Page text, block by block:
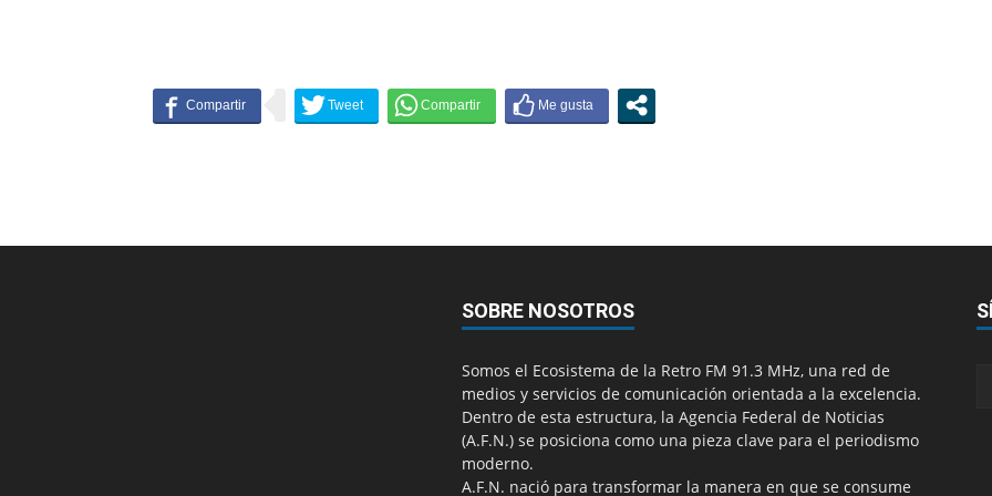
SOBRE NOSOTROS
Somos el Ecosistema de la Retro FM 91.3 MHz, una red de
medios y servicios de comunicación orientada a la excelencia.
Dentro de esta estructura, la Agencia Federal de Noticias
(A.F.N.) se posiciona como una pieza clave para el periodismo
moderno.
A.F.N. nació para transformar la manera en que se consume